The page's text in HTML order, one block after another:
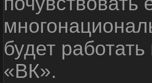
будет
«ВК».